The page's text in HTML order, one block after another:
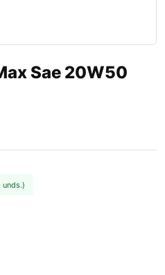
Sae 20W50
unds.)